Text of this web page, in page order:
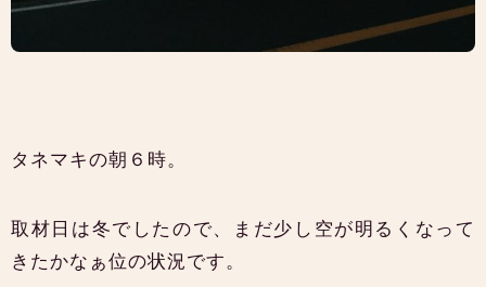
タネマキの朝６時。
取材日は冬でしたので、まだ少し空が明るくなって
きたかなぁ位の状況です。